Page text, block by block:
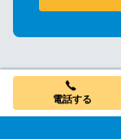
電話する